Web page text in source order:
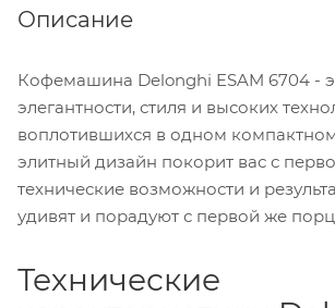
Описание
Кофемашина Delonghi ESAM 6704 -
элегантности, стиля и высоких
воплотившихся в одном компактном
элитный дизайн покорит вас с
технические возможности и
удивят и порадуют с первой же
Технические